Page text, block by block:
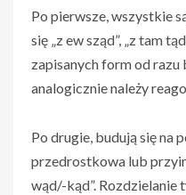
Po pierwsze, wszystkie
się „z ew sząd”, „z tam
zapisanych form od
analogicznie należy
Po drugie, budują się na
przedrostkowa lub
wąd/-kąd”. Rozdzielanie